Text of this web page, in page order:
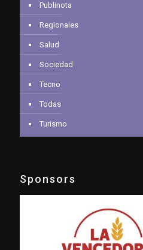
Publinota
Regionales
Salud
Sociedad
Tecno
Todas
Turismo
Sponsors